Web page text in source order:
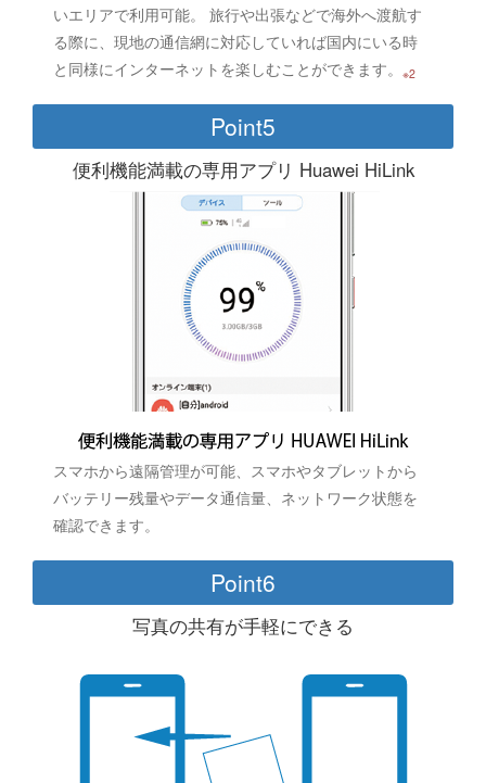
いエリアで利用可能。 旅行や出張などで海外へ渡航す
る際に、現地の通信網に対応していれば国内にいる時
と同様にインターネットを楽しむことができます。
※2
Point5
便利機能満載の専用アプリ Huawei HiLink
スマホから遠隔管理が可能、スマホやタブレットから
バッテリー残量やデータ通信量、ネットワーク状態を
確認できます。
Point6
写真の共有が手軽にできる